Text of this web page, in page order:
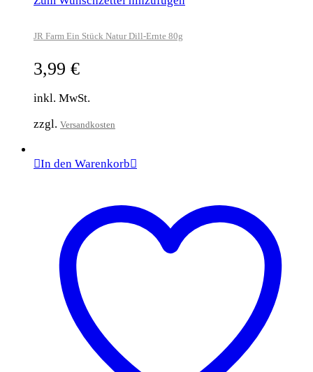
JR Farm Ein Stück Natur Dill-Ernte 80g
3,99 €
inkl. MwSt.
zzgl. Versandkosten
In den Warenkorb